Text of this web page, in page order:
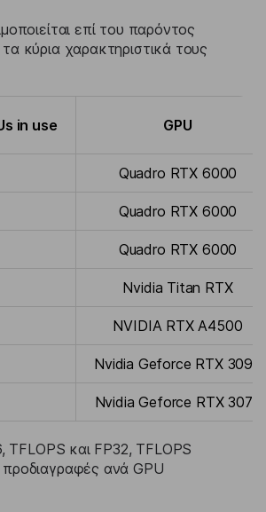
επί του παρόντος
κύρια χαρακτηριστικά τους
in use GPU
Quadro RTX 6000
Quadro RTX 6000
Quadro RTX 6000
Nvidia Titan RTX
NVIDIA RTX A4500
Nvidia Geforce RTX 3090
Nvidia Geforce RTX 3070
TFLOPS και FP32, TFLOPS
ανά GPU